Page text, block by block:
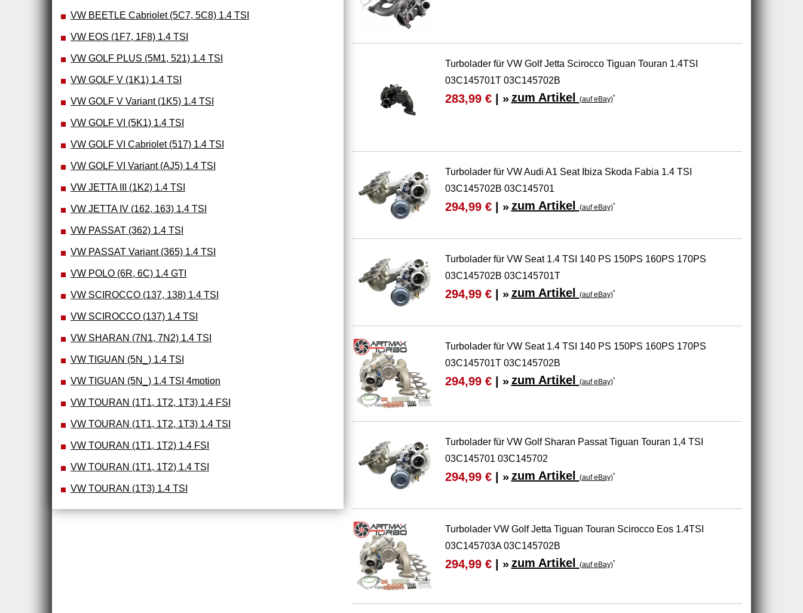
VW BEETLE Cabriolet (5C7, 5C8) 1.4 TSI
VW EOS (1F7, 1F8) 1.4 TSI
VW GOLF PLUS (5M1, 521) 1.4 TSI
VW GOLF V (1K1) 1.4 TSI
VW GOLF V Variant (1K5) 1.4 TSI
VW GOLF VI (5K1) 1.4 TSI
VW GOLF VI Cabriolet (517) 1.4 TSI
VW GOLF VI Variant (AJ5) 1.4 TSI
VW JETTA III (1K2) 1.4 TSI
VW JETTA IV (162, 163) 1.4 TSI
VW PASSAT (362) 1.4 TSI
VW PASSAT Variant (365) 1.4 TSI
VW POLO (6R, 6C) 1.4 GTI
VW SCIROCCO (137, 138) 1.4 TSI
VW SCIROCCO (137) 1.4 TSI
VW SHARAN (7N1, 7N2) 1.4 TSI
VW TIGUAN (5N_) 1.4 TSI
VW TIGUAN (5N_) 1.4 TSI 4motion
VW TOURAN (1T1, 1T2, 1T3) 1.4 FSI
VW TOURAN (1T1, 1T2, 1T3) 1.4 TSI
VW TOURAN (1T1, 1T2) 1.4 FSI
VW TOURAN (1T1, 1T2) 1.4 TSI
VW TOURAN (1T3) 1.4 TSI
Turbolader für VW Golf Jetta Scirocco Tiguan Touran 1.4TSI
03C145701T 03C145702B
283,99 €| » zum Artikel (auf eBay)*
Turbolader für VW Audi A1 Seat Ibiza Skoda Fabia 1.4 TSI
03C145702B 03C145701
294,99 €| » zum Artikel (auf eBay)*
Turbolader für VW Seat 1.4 TSI 140 PS 150PS 160PS 170PS
03C145702B 03C145701T
294,99 €| » zum Artikel (auf eBay)*
Turbolader für VW Seat 1.4 TSI 140 PS 150PS 160PS 170PS
03C145701T 03C145702B
294,99 €| » zum Artikel (auf eBay)*
Turbolader für VW Golf Sharan Passat Tiguan Touran 1,4 TSI
03C145701 03C145702
294,99 €| » zum Artikel (auf eBay)*
Turbolader VW Golf Jetta Tiguan Touran Scirocco Eos 1.4TSI
03C145703A 03C145702B
294,99 €| » zum Artikel (auf eBay)*